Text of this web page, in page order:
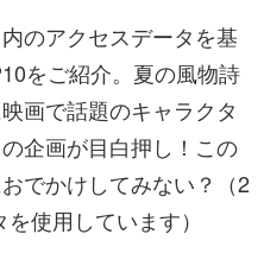
のアクセスデータを基
をご紹介。夏の風物詩
画で話題のキャラクタ
企画が目白押し！この
でかけしてみない？（2
使用しています）